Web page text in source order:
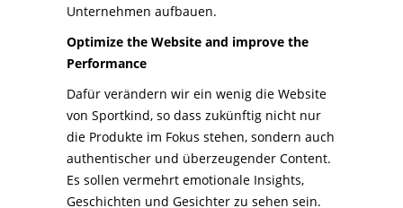
Unternehmen aufbauen.
Optimize the Website and improve the
Performance
Dafür verändern wir ein wenig die Website
von Sportkind, so dass zukünftig nicht nur
die Produkte im Fokus stehen, sondern auch
authentischer und überzeugender Content.
Es sollen vermehrt emotionale Insights,
Geschichten und Gesichter zu sehen sein.